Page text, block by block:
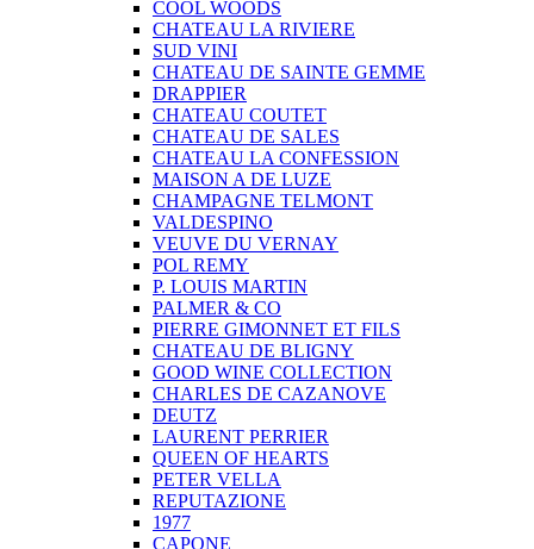
COOL WOODS
CHATEAU LA RIVIERE
SUD VINI
CHATEAU DE SAINTE GEMME
DRAPPIER
CHATEAU COUTET
CHATEAU DE SALES
CHATEAU LA CONFESSION
MAISON A DE LUZE
CHAMPAGNE TELMONT
VALDESPINO
VEUVE DU VERNAY
POL REMY
P. LOUIS MARTIN
PALMER & CO
PIERRE GIMONNET ET FILS
CHATEAU DE BLIGNY
GOOD WINE COLLECTION
CHARLES DE CAZANOVE
DEUTZ
LAURENT PERRIER
QUEEN OF HEARTS
PETER VELLA
REPUTAZIONE
1977
CAPONE